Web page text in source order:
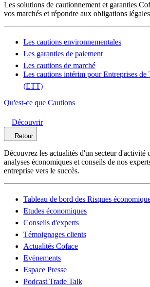
Les solutions de cautionnement et garanties
vos marchés et répondre aux obligations
Les cautions environnementales
Les garanties de paiement
Les cautions de marché
Les cautions intérim pour Entreprises de
(ETT)
Qu'est-ce que Cautions
Découvrir
Retour
Découvrez les actualités d'un secteur d'activité
analyses économiques et conseils de nos
entreprise vers le succès.
Tableau de bord des Risques
Etudes économiques
Conseils d'experts
Témoignages clients
Actualités Coface
Evènements
Espace Presse
Podcast Trade Talk